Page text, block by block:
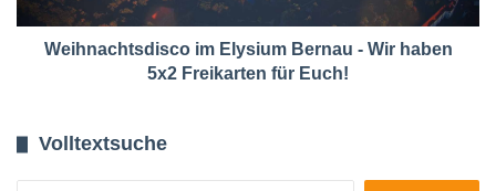
Weihnachtsdisco im Elysium Bernau - Wir haben
5x2 Freikarten für Euch!
Volltextsuche